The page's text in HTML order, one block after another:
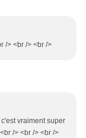
/> <br /> <br />
vraiment super
/> <br /> <br />